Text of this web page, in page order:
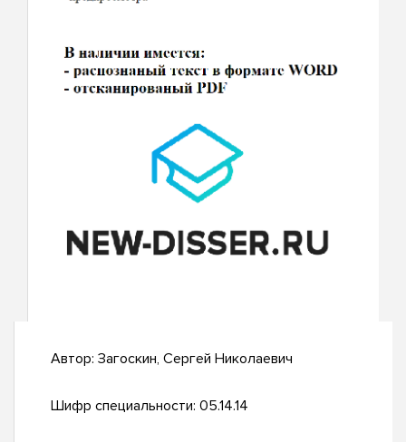
Автор: Загоскин, Сергей Николаевич
Шифр специальности: 05.14.14